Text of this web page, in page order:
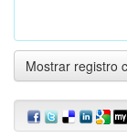
Mostrar registro